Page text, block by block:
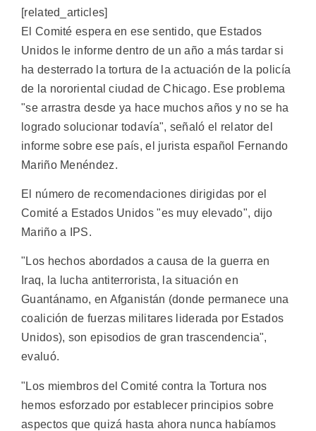
[related_articles]
El Comité espera en ese sentido, que Estados
Unidos le informe dentro de un año a más tardar si
ha desterrado la tortura de la actuación de la policía
de la nororiental ciudad de Chicago. Ese problema
"se arrastra desde ya hace muchos años y no se ha
logrado solucionar todavía", señaló el relator del
informe sobre ese país, el jurista español Fernando
Mariño Menéndez.
El número de recomendaciones dirigidas por el
Comité a Estados Unidos "es muy elevado", dijo
Mariño a IPS.
"Los hechos abordados a causa de la guerra en
Iraq, la lucha antiterrorista, la situación en
Guantánamo, en Afganistán (donde permanece una
coalición de fuerzas militares liderada por Estados
Unidos), son episodios de gran trascendencia",
evaluó.
"Los miembros del Comité contra la Tortura nos
hemos esforzado por establecer principios sobre
aspectos que quizá hasta ahora nunca habíamos